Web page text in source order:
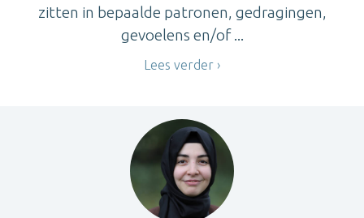
zitten in bepaalde patronen, gedragingen,
gevoelens en/of ...
Lees verder